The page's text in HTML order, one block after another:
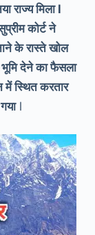
राज्य मिला l
कोर्ट ने
के रास्ते खोल
देने का फैसला
में स्थित करतार
l